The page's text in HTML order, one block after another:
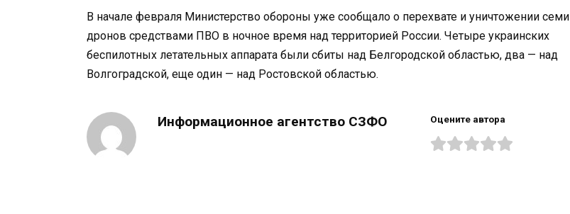
В начале февраля Министерство обороны уже сообщало о перехвате и уничтожении семи
дронов средствами ПВО в ночное время над территорией России. Четыре украинских
беспилотных летательных аппарата были сбиты над Белгородской областью, два — над
Волгоградской, еще один — над Ростовской областью.
Информационное агентство СЗФО Оцените автора